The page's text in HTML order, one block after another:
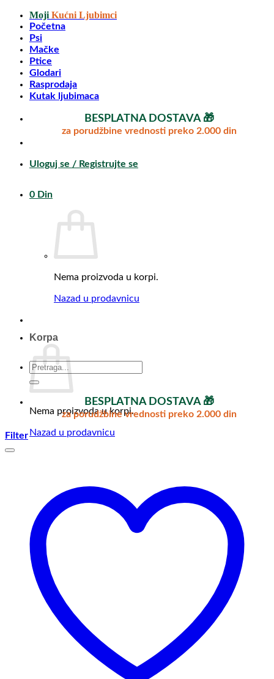
Preskoči
sadržaj
Moji Kućni Ljubimci
Početna
Psi
Mačke
Ptice
Glodari
Rasprodaja
Kutak ljubimaca
BESPLATNA DOSTAVA 🎁
za porudžbine vrednosti preko 2.000 din
Uloguj se / Registrujte se
0 Din
Nema proizvoda u korpi.
Nazad u prodavnicu
Korpa
Nema proizvoda u korpi.
Nazad u prodavnicu
Pretraga
za:
BESPLATNA DOSTAVA 🎁
za porudžbine vrednosti preko 2.000 din
Filter